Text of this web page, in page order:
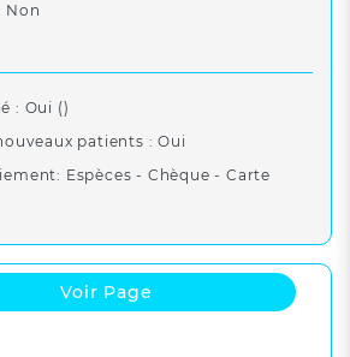
Non
: Oui ()
patients : Oui
Espèces - Chèque - Carte
Voir Page